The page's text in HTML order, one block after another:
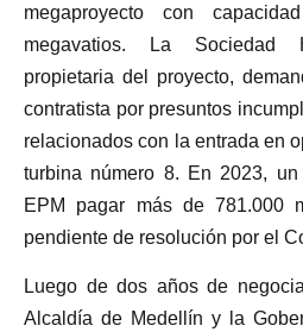
megaproyecto con
megavatios. La Sociedad
propietaria del proyecto,
contratista por presuntos
relacionados con la entrada en
turbina número 8. En 2023,
EPM pagar más de 781.000
pendiente de resolución por el
Luego de dos años de
Alcaldía de Medellín y la